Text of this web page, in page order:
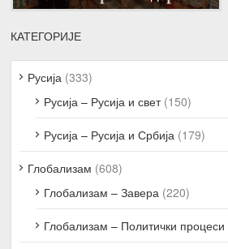
КАТЕГОРИЈЕ
Русија (333)
Русија – Русија и свет(150)
Русија – Русија и Србија (179)
Глобализам (608)
Глобализам – Завера (220)
Глобализам – Политички процеси